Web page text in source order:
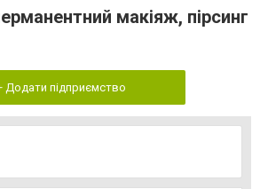
макіяж, пірсинг
Додати підприємство